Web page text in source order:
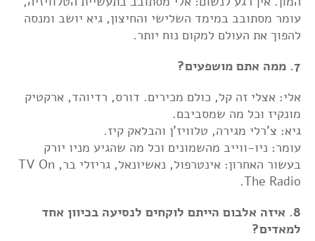
עומר מסתובב במימד השלישי והחיצון, גיא יושב ומנסה
להפוך את העולם למקום נוח יותר.
7. ממה אתם מושפעים?
אלי: אצלי זה קל, כולם מכירים. דורס, רדיוהד, ארקטיק
מונקיז וכל מה שמסביבם.
גיא: צ'רלי מגירה, טלוויז'ן והבלאק קיז.
עומר: ניו-ווייב מהשמונים וכל מה שהגיע מניו יורק
בעשור האחרון: אינטרפול, נאשיונאל, גריזלי בר, TV On
The Radio.
8. איזה אלבום הייתם לוקחים לנסיעה בכיוון אחד
למאדים?